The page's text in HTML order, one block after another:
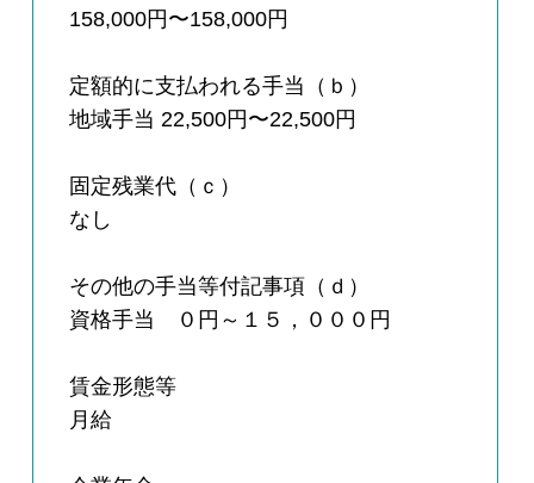
158,000円〜158,000円
定額的に支払われる手当（ｂ）
地域手当 22,500円〜22,500円
固定残業代（ｃ）
なし
その他の手当等付記事項（ｄ）
資格手当 ０円～１５，０００円
賃金形態等
月給